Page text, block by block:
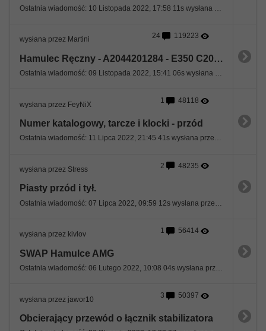
wysłana przez Martini 24 119223
Hamulec Ręczny - A2044201284 - E350 C207 2013r.
Ostatnia wiadomość: 09 Listopada 2022, 15:41 06s wysłana przez Krzyszf
wysłana przez FeyNiX 1 48118
Numer katalogowy, tarcze i klocki - przód
Ostatnia wiadomość: 11 Lipca 2022, 21:45 41s wysłana przez sewan
wysłana przez Stress 2 48235
Piasty przód i tył.
wysłana przez kivlov 1 56414
SWAP Hamulce AMG
Ostatnia wiadomość: 06 Lutego 2022, 10:08 04s wysłana przez kivlov
wysłana przez jawor10 3 50397
Obcierający przewód o łącznik stabilizatora